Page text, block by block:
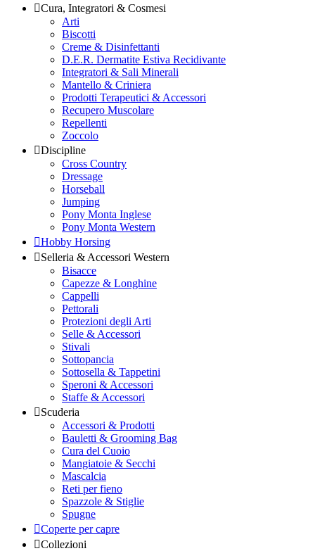
Cura, Integratori & Cosmesi
Arti
Biscotti
Creme & Disinfettanti
D.E.R. Dermatite Estiva Recidivante
Integratori & Sali Minerali
Mantello & Criniera
Prodotti Terapeutici & Accessori
Recupero Muscolare
Repellenti
Zoccolo
Discipline
Cross Country
Dressage
Horseball
Jumping
Pony Monta Inglese
Pony Monta Western
Hobby Horsing
Selleria & Accessori Western
Bisacce
Capezze & Longhine
Cappelli
Pettorali
Protezioni degli Arti
Selle & Accessori
Stivali
Sottopancia
Sottosella & Tappetini
Speroni & Accessori
Staffe & Accessori
Scuderia
Accessori & Prodotti
Bauletti & Grooming Bag
Cura del Cuoio
Mangiatoie & Secchi
Mascalcia
Reti per fieno
Spazzole & Stiglie
Spugne
Coperte per capre
Collezioni